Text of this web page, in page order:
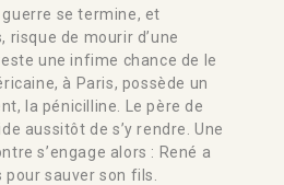
guerre se termine, et
risque de mourir d’une
une infime chance de le
à Paris, possède un
la pénicilline. Le père de
aussitôt de s’y rendre. Une
s’engage alors : René a
sauver son fils.